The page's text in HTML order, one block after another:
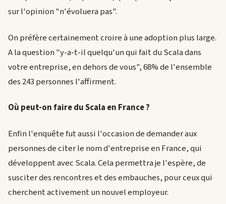
sur l'opinion "n'évoluera pas".
On préfère certainement croire à une adoption plus large.
A la question "y-a-t-il quelqu'un qui fait du Scala dans
votre entreprise, en dehors de vous", 68% de l'ensemble
des 243 personnes l'affirment.
Où peut-on faire du Scala en France ?
Enfin l'enquête fut aussi l'occasion de demander aux
personnes de citer le nom d'entreprise en France, qui
développent avec Scala. Cela permettra je l'espère, de
susciter des rencontres et des embauches, pour ceux qui
cherchent activement un nouvel employeur.